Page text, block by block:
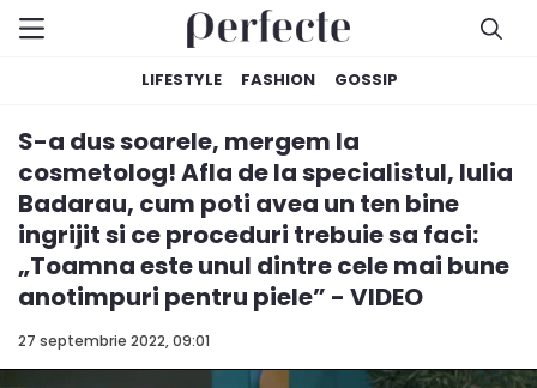
LIFESTYLE FASHION GOSSIP
27 septembrie 2022, 09:01
S-a dus soarele, mergem la
cosmetolog! Afla de la specialistul, Iulia
Badarau, cum poti avea un ten bine
ingrijit si ce proceduri trebuie sa faci:
„Toamna este unul dintre cele mai bune
anotimpuri pentru piele” - VIDEO